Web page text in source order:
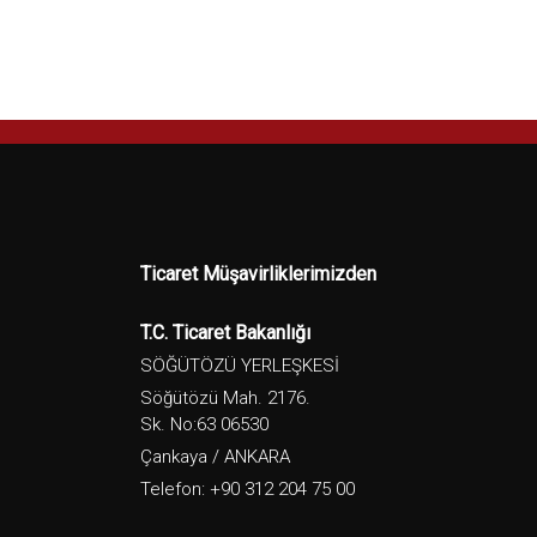
Ticaret Müşavirliklerimizden
T.C. Ticaret Bakanlığı
SÖĞÜTÖZÜ YERLEŞKESİ
Söğütözü Mah. 2176.
Sk. No:63 06530
Çankaya / ANKARA
Telefon: +90 312 204 75 00